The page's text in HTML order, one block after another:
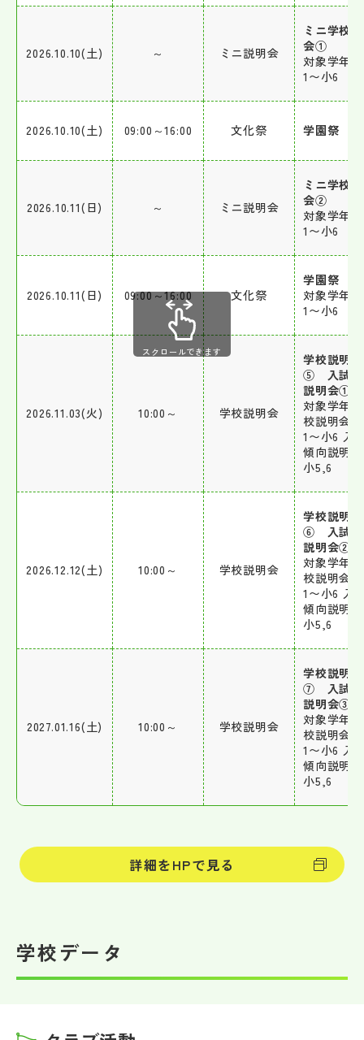
NettyLandかわら版
お問い合わせ
個人情報保護方針
2026.10.10(土) ～ ミニ説明会
ミニ学校
会①
対象学年
1〜小6
2026.10.10(土) 09:00～16:00 文化祭 学園祭
2026.10.11(日) ～ ミニ説明会
ミニ学校
会②
対象学年
1〜小6
2026.10.11(日) 09:00～16:00 文化祭
学園祭
対象学年
1〜小6
2026.11.03(火) 10:00～ 学校説明会
学校説明会
⑤ 入試傾
説明会①
対象学年
校説明会
1〜小6 入
傾向説明
小5,6
2026.12.12(土) 10:00～ 学校説明会
学校説明会
⑥ 入試傾
説明会②
対象学年
校説明会
1〜小6 入
傾向説明
小5,6
2027.01.16(土) 10:00～ 学校説明会
学校説明会
⑦ 入試傾
説明会③
対象学年
校説明会
1〜小6 入
傾向説明
小5,6
スクロールできます
詳細をHPで見る
学校データ